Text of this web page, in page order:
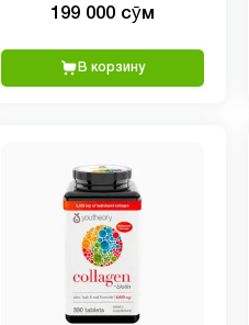
капсул199 000 сӯм
В корзину